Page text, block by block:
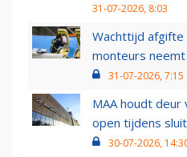
31-07-2026, 8:03
Wachttijd afgifte
monteurs
31-07-2026, 7:15
MAA houdt deur
open tijdens
30-07-2026,